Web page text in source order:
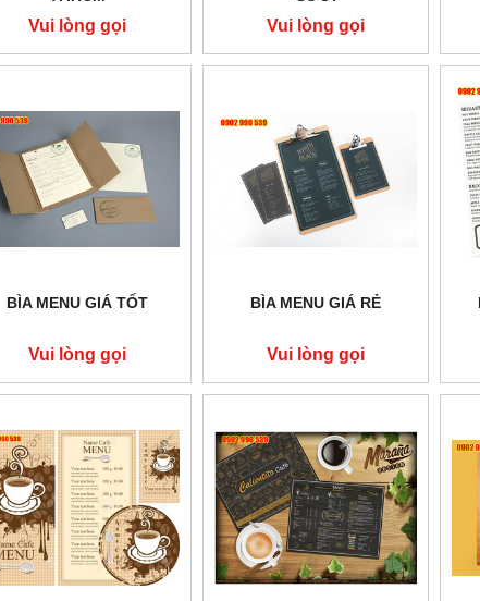
BẾP HẦM THAN ĐÁ CÓ GÁY BẾP HÂM ĐƠN
Vui lòng gọi Vui lòng gọi
BÌA MENU GIÁ TỐT
Vui lòng gọi
BÌA MENU GIÁ RẺ
Vui lòng gọi